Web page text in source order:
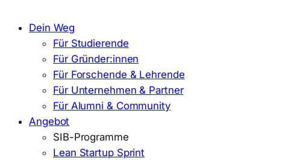
Dein Weg
Für Studierende
Für Gründer:innen
Für Forschende & Lehrende
Für Unternehmen & Partner
Für Alumni & Community
Angebot
SIB-Programme
Lean Startup Sprint